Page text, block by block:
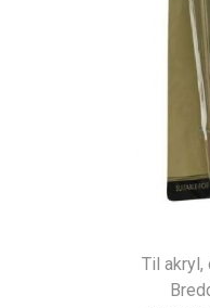
Til akryl,